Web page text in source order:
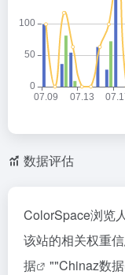
数据评估
ColorSpace浏览
该站的相关权重
据
""Chinaz数据